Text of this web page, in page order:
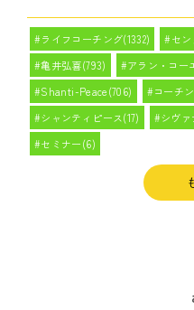
ライフコーチング(1332) セ
亀井弘喜(793)
アラン・コー
Shanti-Peace(706)
コーチ
シャンティピース(17)
シヴ
セミナー(6)